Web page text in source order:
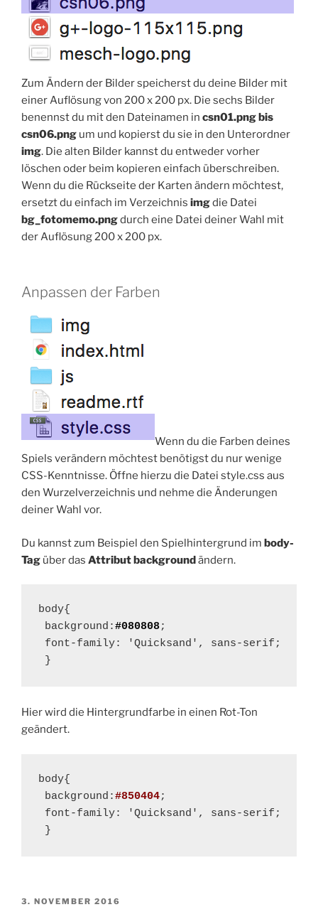
Zum Ändern der Bilder speicherst du deine Bilder mit
einer Auflösung von 200 x 200 px. Die sechs Bilder
benennst du mit den Dateinamen in csn01.png bis
csn06.png um und kopierst du sie in den Unterordner
img. Die alten Bilder kannst du entweder vorher
löschen oder beim kopieren einfach überschreiben.
Wenn du die Rückseite der Karten ändern möchtest,
ersetzt du einfach im Verzeichnis imgdie Datei
bg_fotomemo.pngdurch eine Datei deiner Wahl mit
der Auflösung 200 x 200 px.
Anpassen der Farben
Wenn du die Farben deines
Spiels verändern möchtest benötigst du nur wenige
CSS-Kenntnisse. Öffne hierzu die Datei style.css aus
den Wurzelverzeichnis und nehme die Änderungen
deiner Wahl vor.
Du kannst zum Beispiel den Spielhintergrund im body-
Tag über das Attribut backgroundändern.
body{
background:#080808;
font-family: 'Quicksand', sans-serif;
}
Hier wird die Hintergrundfarbe in einen Rot-Ton
geändert.
body{
background:#850404;
font-family: 'Quicksand', sans-serif;
}
VERÖFFENTLICHT
3. NOVEMBER 2016